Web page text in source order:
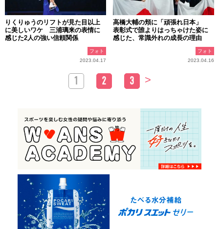
りくりゅうのリフトが見た目以上
に美しいワケ 三浦璃来の表情に
感じた2人の強い信頼関係
フォト
2023.04.17
高橋大輔の頬に「頑張れ日本」
表彰式で誰よりはっちゃけた姿に
感じた、常識外れの成長の理由
フォト
2023.04.16
1 2 3 >